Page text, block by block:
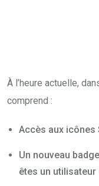
À l’heure actuelle,
comprend :
Accès aux icônes
Un nouveau
êtes un utilisateur